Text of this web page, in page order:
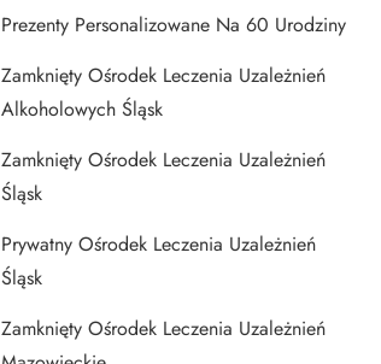
Prezenty Personalizowane Na 60 Urodziny
Zamknięty Ośrodek Leczenia Uzależnień
Alkoholowych Śląsk
Zamknięty Ośrodek Leczenia Uzależnień
Śląsk
Prywatny Ośrodek Leczenia Uzależnień
Śląsk
Zamknięty Ośrodek Leczenia Uzależnień